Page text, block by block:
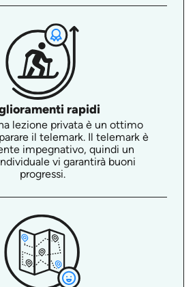
rapidi
lezione privata è un ottimo
il telemark. Il telemark è
impegnativo, quindi un
vi garantirà buoni
progressi.